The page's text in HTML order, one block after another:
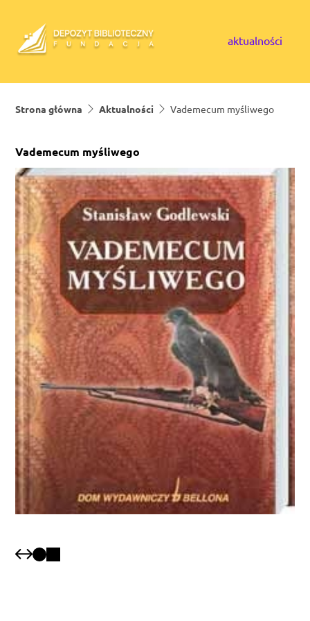
aktualności
Strona główna Aktualności Vademecum myśliwego
Vademecum myśliwego